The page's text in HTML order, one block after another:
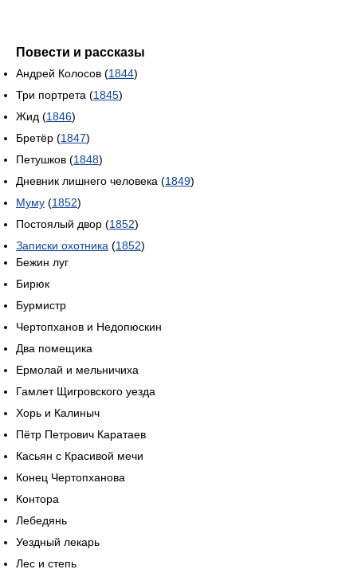
Повести и рассказы
Андрей Колосов (1844)
Три портрета (1845)
Жид (1846)
Бретёр (1847)
Петушков (1848)
Дневник лишнего человека (1849)
Муму (1852)
Постоялый двор (1852)
Записки охотника (1852)
Бежин луг
Бирюк
Бурмистр
Чертопханов и Недопюскин
Два помещика
Ермолай и мельничиха
Гамлет Щигровского уезда
Хорь и Калиныч
Пётр Петрович Каратаев
Касьян с Красивой мечи
Конец Чертопханова
Контора
Лебедянь
Уездный лекарь
Лес и степь